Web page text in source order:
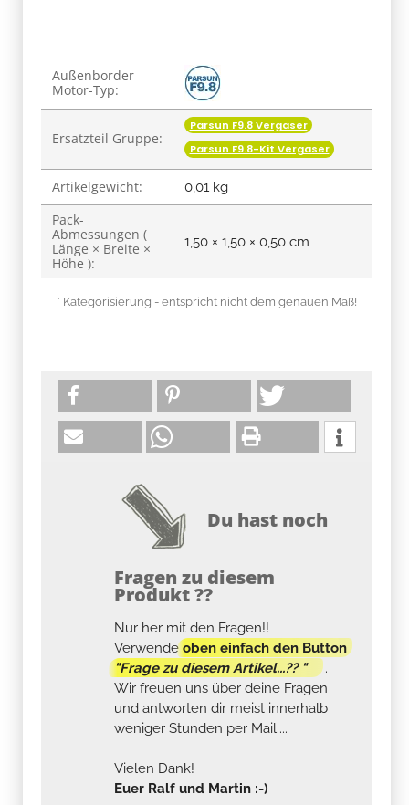
Produkteigenschaft
Wert
Außenborder
Motor-Typ:
Ersatzteil Gruppe:
Parsun F9.8 Vergaser
Parsun F9.8-Kit Vergaser
Artikelgewicht: 0,01 kg
Pack-
Abmessungen (
Länge × Breite ×
Höhe ):
1,50 × 1,50 × 0,50 cm
* Kategorisierung - entspricht nicht dem genauen Maß!
Du hast noch
Fragen zu diesem
Produkt ??
Nur her mit den Fragen!!
Verwendeoben einfach den Button
"Frage zu diesem Artikel...?? "
.
Wir freuen uns über deine Fragen
und antworten dir meist innerhalb
weniger Stunden per Mail....
Vielen Dank!
Euer Ralf und Martin :-)